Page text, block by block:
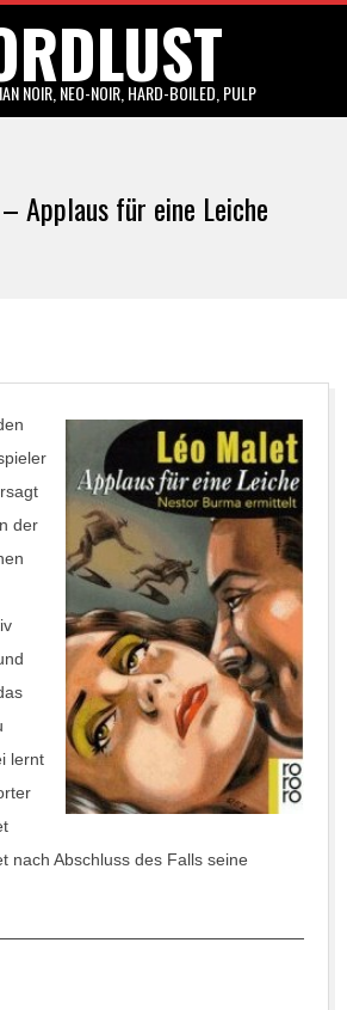
NOIR, NEO-NOIR, HARD-BOILED, PULP
Applaus für eine Leiche
der
lernt
nach Abschluss des Falls seine